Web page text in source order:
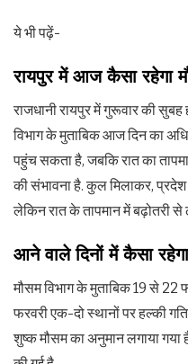
ये भी पढ़ें-
रायपुर में आज कैसा रहेगा
राजधानी रायपुर में गुरूवार की
विभाग के मुताबिक आज दिन का
पहुंच सकता है, जबकि रात का
की संभावना है. कुल मिलाकर,
लेकिन रात के तापमान में बढ़ोतरी
आने वाले दिनों में कैसा
मौसम विभाग के मुताबिक 19 से 22
फरवरी एक-दो स्थानों पर हल्की
शुष्क मौसम का अनुमान लगाया गया